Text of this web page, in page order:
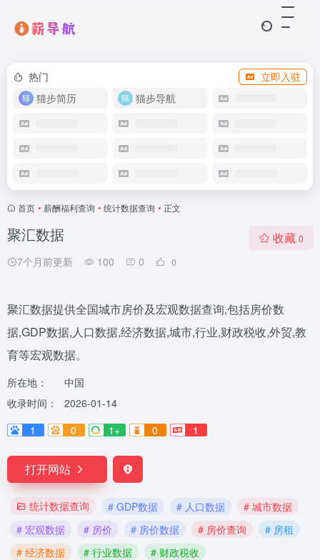
热门
立即入驻
猫步简历
猫步导航
首页 • 薪酬福利查询​ • 统计数据查询 • 正文
聚汇数据
7个月前更新 100 0 0
收藏 0
聚汇数据提供全国城市房价及宏观数据查询,包括房价数
据,GDP数据,人口数据,经济数据,城市,行业,财政税收,外贸,教
育等宏观数据。
所在地：
中国
收录时间：
2026-01-14
1
0 1+ 0 1
打开网站
统计数据查询 # GDP数据 # 人口数据
# 城市数据
# 宏观数据
# 房价 # 房价数据 # 房价查询
# 房租
# 经济数据
# 行业数据 # 财政税收